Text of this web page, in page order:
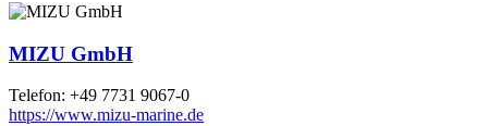
MIZU GmbH
Telefon: +49 7731 9067-0
https://www.mizu-marine.de